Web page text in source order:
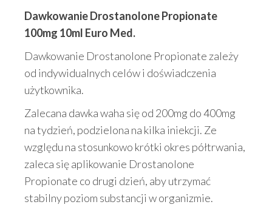
Dawkowanie Drostanolone Propionate
100mg 10ml Euro Med.
Dawkowanie Drostanolone Propionate zależy
od indywidualnych celów i doświadczenia
użytkownika.
Zalecana dawka waha się od 200mg do 400mg
na tydzień, podzielona na kilka iniekcji. Ze
względu na stosunkowo krótki okres półtrwania,
zaleca się aplikowanie Drostanolone
Propionate co drugi dzień, aby utrzymać
stabilny poziom substancji w organizmie.